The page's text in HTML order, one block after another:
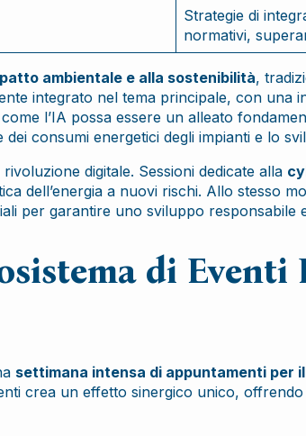
Strategie di
normativi,
ambientale e alla sostenibilità,
integrato nel tema principale, con una
come l’IA possa essere un alleato
consumi energetici degli impianti e lo
digitale. Sessioni dedicate alla
dell’energia a nuovi rischi. Allo stesso
per garantire uno sviluppo
di
settimana intensa di appuntamenti per
crea un effetto sinergico unico,